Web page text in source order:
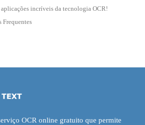
incríveis da tecnologia OCR!
Frequentes
OCR online gratuito que permite